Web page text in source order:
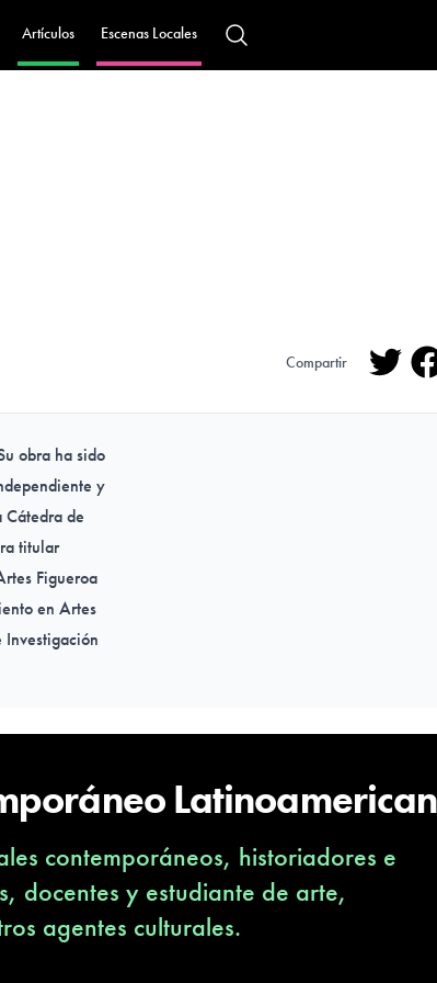
Artículos Escenas Locales
Compartir
obra ha sido
y
de
titular
Figueroa
en Artes
gestiona
Tutora en el
2005 es
área de
2003 a
Durante el
|
de la
contemporáneos, historiadores e
docentes y estudiante de arte,
agentes culturales.